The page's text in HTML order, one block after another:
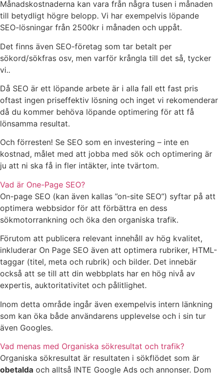
Månadskostnaderna kan vara från några tusen i månaden
till betydligt högre belopp. Vi har exempelvis löpande
SEO-lösningar från 2500kr i månaden och uppåt.
Det finns även SEO-företag som tar betalt per
sökord/sökfras osv, men varför krångla till det så, tycker
vi..
Då SEO är ett löpande arbete är i alla fall ett fast pris
oftast ingen priseffektiv lösning och inget vi rekomenderar
då du kommer behöva löpande optimering för att få
lönsamma resultat.
Och förresten! Se SEO som en investering – inte en
kostnad, målet med att jobba med sök och optimering är
ju att ni ska få in fler intäkter, inte tvärtom.
Vad är One-Page SEO?
On-page SEO (kan även kallas ”on-site SEO”) syftar på att
optimera webbsidor för att förbättra en dess
sökmotorrankning och öka den organiska trafik.
Förutom att publicera relevant innehåll av hög kvalitet,
inkluderar On Page SEO även att optimera rubriker, HTML-
taggar (titel, meta och rubrik) och bilder. Det innebär
också att se till att din webbplats har en hög nivå av
expertis, auktoritativitet och pålitlighet.
Inom detta område ingår även exempelvis intern länkning
som kan öka både användarens upplevelse och i sin tur
även Googles.
Vad menas med Organiska sökresultat och trafik?
Organiska sökresultat är resultaten i sökflödet som är
obetalda och alltså INTE Google Ads och annonser. Dom